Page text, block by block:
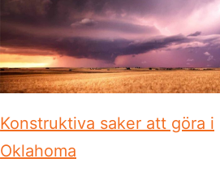
Konstruktiva saker att göra i
Oklahoma